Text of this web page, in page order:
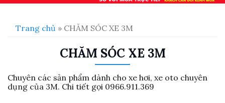
Trang chủ » CHĂM SÓC XE 3M
CHĂM SÓC XE 3M
Chuyên các sản phẩm dành cho xe hơi, xe oto chuyên
dụng của 3M. Chi tiết gọi 0966.911.369